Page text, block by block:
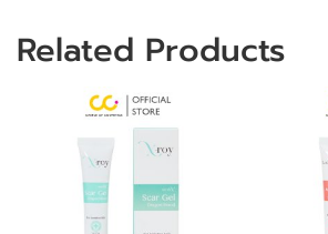
Related Products